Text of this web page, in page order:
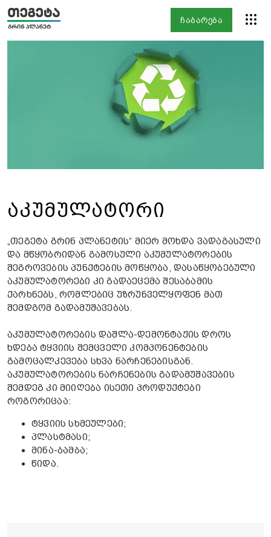
ჩაბარება
აკუმულატორი
„თეგეტა გრინ პლანეტის“ მიერ მოხდა ვადაგასული
და მწყობრიდან გამოსული აკუმულატორების
შეგროვების პუნქტების მოწყობა, დასაწყობებული
აკუმულატორები კი გადაეცემა შესაბამის
ქარხნებს, რომლებიც უზრუნველყოფენ მათ
შემდგომ გადამუშავებას.
აკუმულატორების დაშლა-დემონტაჟის დროს
ხდება ტყვიის შემცველი კომპონენტების
გამოცალკევება სხვა ნარჩენებისგან.
აკუმულატორების ნარჩენების გადამუშავების
შემდეგ კი მიიღება ისეთი პროდუქტები
როგორიცაა:
ტყვიის სხმეულები;
პლასტმასი;
მინა-ბამბა;
წიდა.